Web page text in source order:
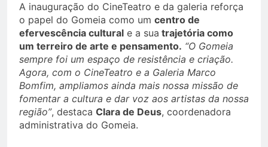
A inauguração do CineTeatro e da galeria reforça
o papel do Gomeia como um centro de
efervescência cultural e a sua trajetória como
um terreiro de arte e pensamento. “O Gomeia
sempre foi um espaço de resistência e criação.
Agora, com o CineTeatro e a Galeria Marco
Bomfim, ampliamos ainda mais nossa missão de
fomentar a cultura e dar voz aos artistas da nossa
região”, destaca Clara de Deus, coordenadora
administrativa do Gomeia.